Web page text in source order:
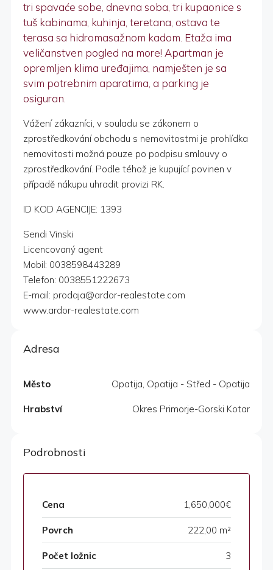
tri spavaće sobe, dnevna soba, tri kupaonice s
tuš kabinama, kuhinja, teretana, ostava te
terasa sa hidromasažnom kadom. Etaža ima
veličanstven pogled na more! Apartman je
opremljen klima uređajima, namješten je sa
svim potrebnim aparatima, a parking je
osiguran.
Vážení zákazníci, v souladu se zákonem o
zprostředkování obchodu s nemovitostmi je prohlídka
nemovitosti možná pouze po podpisu smlouvy o
zprostředkování. Podle téhož je kupující povinen v
případě nákupu uhradit provizi RK.
ID KOD AGENCIJE: 1393
Sendi Vinski
Licencovaný agent
Mobil: 0038598443289
Telefon: 0038551222673
E-mail: prodaja@ardor-realestate.com
www.ardor-realestate.com
Adresa
Město Opatija, Opatija - Střed - Opatija
Hrabství Okres Primorje-Gorski Kotar
Podrobnosti
Cena 1,650,000€
Povrch 222,00 m²
Počet ložnic 3